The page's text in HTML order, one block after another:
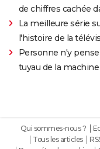
de chiffres cachée
La meilleure série
l'histoire de la
Personne n'y
tuyau de la
Qui sommes-nous ?
Tous les articles